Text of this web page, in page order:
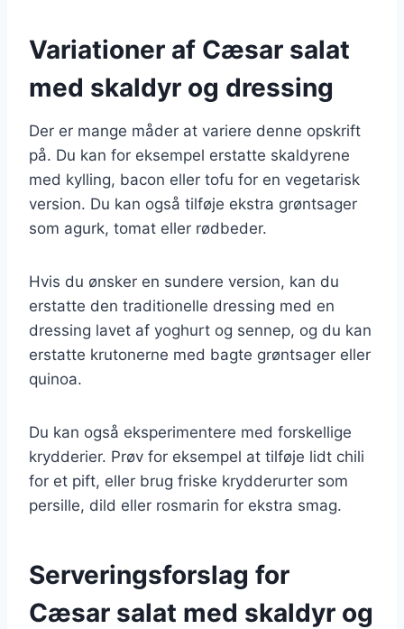
Variationer af Cæsar salat
med skaldyr og dressing
Der er mange måder at variere denne opskrift
på. Du kan for eksempel erstatte skaldyrene
med kylling, bacon eller tofu for en vegetarisk
version. Du kan også tilføje ekstra grøntsager
som agurk, tomat eller rødbeder.
Hvis du ønsker en sundere version, kan du
erstatte den traditionelle dressing med en
dressing lavet af yoghurt og sennep, og du kan
erstatte krutonerne med bagte grøntsager eller
quinoa.
Du kan også eksperimentere med forskellige
krydderier. Prøv for eksempel at tilføje lidt chili
for et pift, eller brug friske krydderurter som
persille, dild eller rosmarin for ekstra smag.
Serveringsforslag for
Cæsar salat med skaldyr og